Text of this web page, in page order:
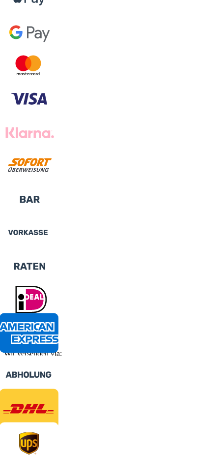
Wir versenden via: